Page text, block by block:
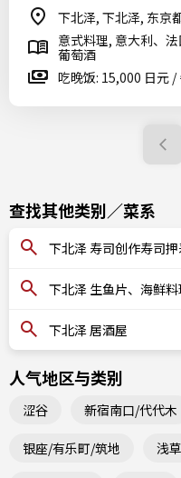
下北泽, 下北泽, 东京
意式料理, 意大利、
葡萄酒
吃晚饭: 15,000 日元 /
查找其他类别／菜系
下北泽 寿司创作寿司
下北泽 生鱼片、海鲜料
下北泽 居酒屋
人气地区与类别
涩谷 新宿南口/代代木
银座/有乐町/筑地 浅